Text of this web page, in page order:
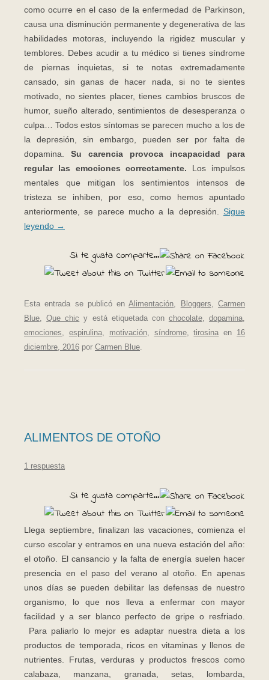
como ocurre en el caso de la enfermedad de Parkinson,
causa una disminución permanente y degenerativa de las
habilidades motoras, incluyendo la rigidez muscular y
temblores. Debes acudir a tu médico si tienes síndrome
de piernas inquietas, si te notas extremadamente
cansado, sin ganas de hacer nada, si no te sientes
motivado, no sientes placer, tienes cambios bruscos de
humor, sueño alterado, sentimientos de desesperanza o
culpa… Todos estos síntomas se parecen mucho a los de
la depresión, sin embargo, pueden ser por falta de
dopamina. Su carencia provoca incapacidad para
regular las emociones correctamente. Los impulsos
mentales que mitigan los sentimientos intensos de
tristeza se inhiben, por eso, como hemos apuntado
anteriormente, se parece mucho a la depresión. Sigue
leyendo →
Si te gusta comparte...
Esta entrada se publicó enAlimentación, Bloggers,Carmen
Blue,Que chic y está etiquetada con chocolate, dopamina,
emociones, espirulina, motivación, síndrome,tirosina en 16
diciembre, 2016 por Carmen Blue.
ALIMENTOS DE OTOÑO
1 respuesta
Si te gusta comparte...
Llega septiembre, finalizan las vacaciones, comienza el
curso escolar y entramos en una nueva estación del año:
el otoño. El cansancio y la falta de energía suelen hacer
presencia en el paso del verano al otoño. En apenas
unos días se pueden debilitar las defensas de nuestro
organismo, lo que nos lleva a enfermar con mayor
facilidad y a ser blanco perfecto de gripe o resfriado.
Para paliarlo lo mejor es adaptar nuestra dieta a los
productos de temporada, ricos en vitaminas y llenos de
nutrientes. Frutas, verduras y productos frescos como
calabaza, manzana, granada, setas, lombarda,